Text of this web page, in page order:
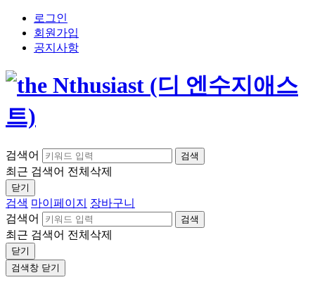
로그인
회원가입
공지사항
검색어 검색
최근 검색어 전체삭제
닫기
검색 마이페이지
장바구니
검색어
검색
최근 검색어 전체삭제
닫기
검색창 닫기